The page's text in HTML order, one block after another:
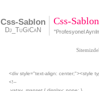
Css-Sablon
Dj_TuGiCaN
Css-Sablon
"Profesyonel
<div style="text-align: center;"><style
<!--